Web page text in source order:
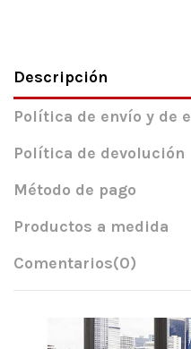
Descripción
Política de envío y de
Política de devolución
Método de pago
Productos a medida
Comentarios(0)